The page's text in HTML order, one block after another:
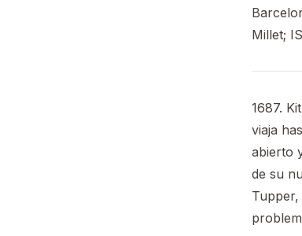
Millet;
1687.
viaja
abierto
de su